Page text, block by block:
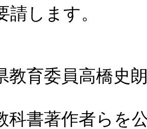
請します。
育委員高橋史
書著作者らを